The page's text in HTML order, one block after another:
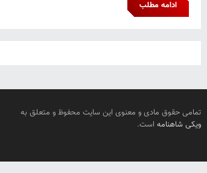
ادامه مطلب
تمامی حقوق مادی و معنوی این سایت محفوظ و متعلق به
ویکی شاهنامه است.